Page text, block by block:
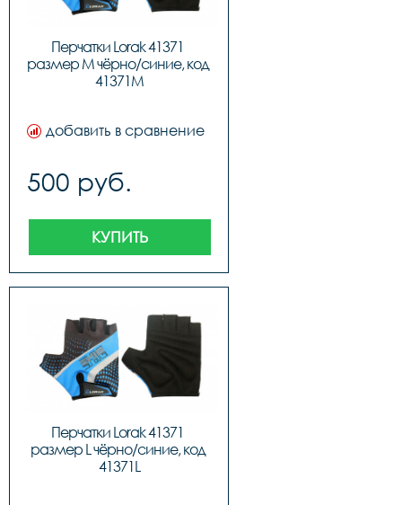
Перчатки Lorak 41371
размер M чёрно/синие, код
41371M
добавить в сравнение
500 руб.
КУПИТЬ
Перчатки Lorak 41371
размер L чёрно/синие, код
41371L